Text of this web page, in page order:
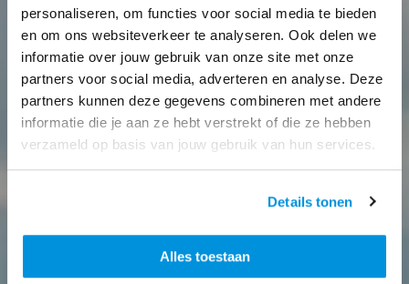
personaliseren, om functies voor social media te bieden
en om ons websiteverkeer te analyseren. Ook delen we
informatie over jouw gebruik van onze site met onze
partners voor social media, adverteren en analyse. Deze
partners kunnen deze gegevens combineren met andere
informatie die je aan ze hebt verstrekt of die ze hebben
verzameld op basis van jouw gebruik van hun services.
Details tonen
Alles toestaan